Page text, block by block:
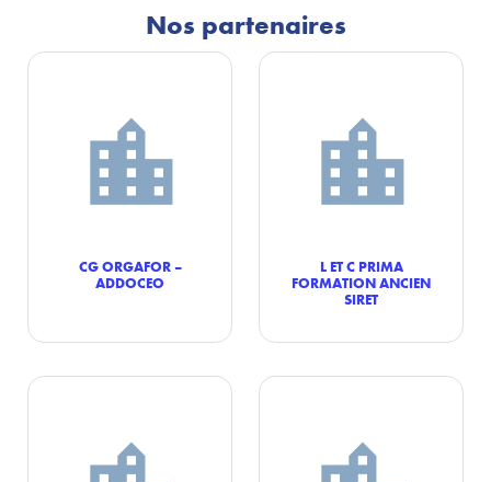
Nos partenaires
CG ORGAFOR –
ADDOCEO
L ET C PRIMA
FORMATION ANCIEN
SIRET